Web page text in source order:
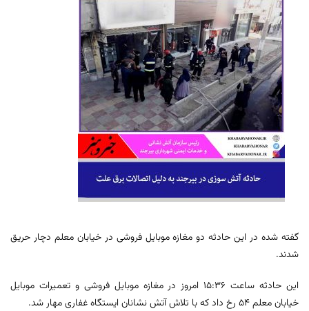
گفته شده در این حادثه دو مغازه موبایل فروشی در خیابان معلم دچار حریق
شدند.
این حادثه ساعت 15:36 امروز در مغازه موبایل فروشی و تعمیرات موبایل
خیابان معلم ۵۴ رخ داد که با تلاش آتش نشانان ایستگاه غفاری مهار شد.